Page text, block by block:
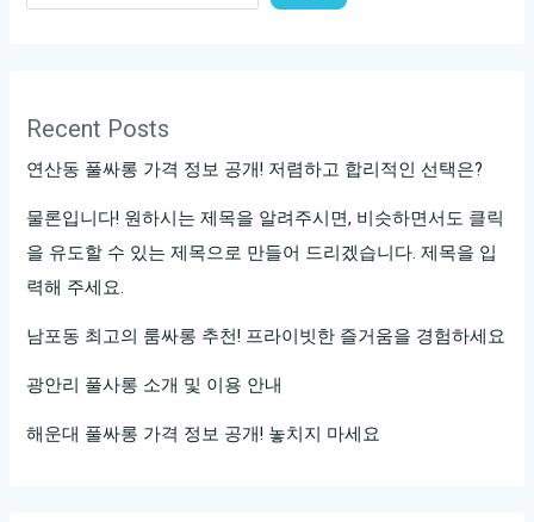
Recent Posts
연산동 풀싸롱 가격 정보 공개! 저렴하고 합리적인 선택은?
물론입니다! 원하시는 제목을 알려주시면, 비슷하면서도 클릭
을 유도할 수 있는 제목으로 만들어 드리겠습니다. 제목을 입
력해 주세요.
남포동 최고의 룸싸롱 추천! 프라이빗한 즐거움을 경험하세요
광안리 풀사롱 소개 및 이용 안내
해운대 풀싸롱 가격 정보 공개! 놓치지 마세요